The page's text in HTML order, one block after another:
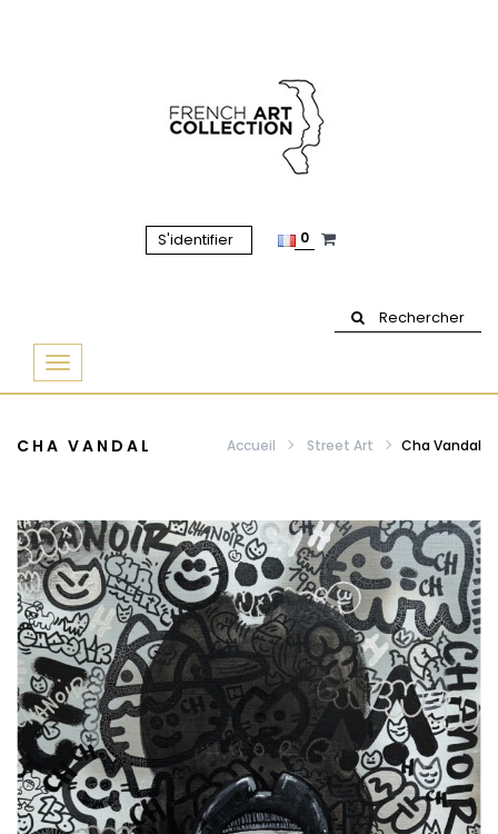
S'identifier 0
Rechercher
Basculer
la
CHA VANDAL Accueil Street Art Cha Vandal